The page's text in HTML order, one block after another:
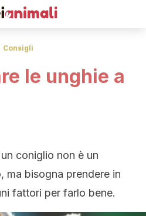
Consigli
le unghie a
coniglio non è un
ma bisogna prendere in
fattori per farlo bene.